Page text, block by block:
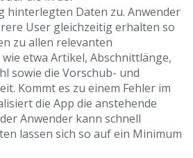
hinterlegten Daten zu. Anwender
User gleichzeitig erhalten so
zu allen relevanten
etwa Artikel, Abschnittlänge,
sowie die Vorschub- und
Kommt es zu einem Fehler im
die App die anstehende
Anwender kann schnell
lassen sich so auf ein Minimum